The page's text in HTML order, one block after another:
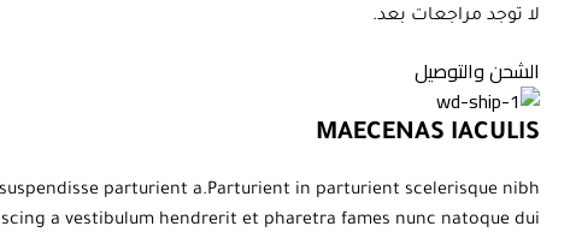
لا توجد مراجعات بعد.
الشحن والتوصيل
MAECENAS IACULIS
parturient a.Parturient in parturient scelerisque nibh
a vestibulum hendrerit et pharetra fames nunc natoque dui.